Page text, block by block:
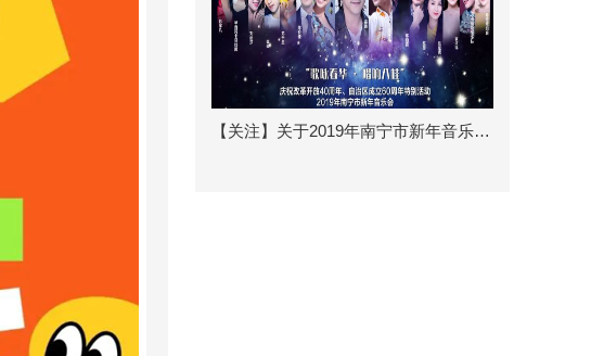
【关注】关于2019年南宁市新年音乐会演出地点...